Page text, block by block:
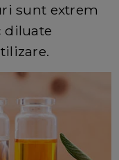
sunt extrem
diluate